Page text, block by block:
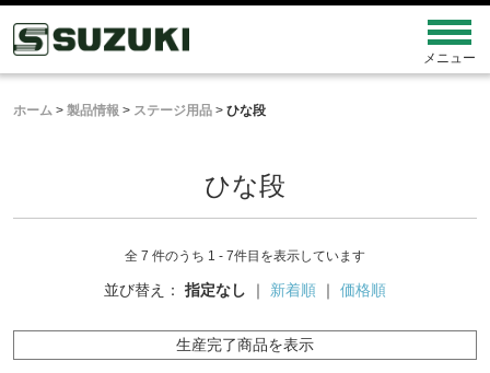
ホーム > 製品情報 > ステージ用品 > ひな段
ひな段
全 7 件のうち 1 - 7件目を表示しています
並び替え： 指定なし ｜ 新着順 ｜ 価格順
生産完了商品を表示